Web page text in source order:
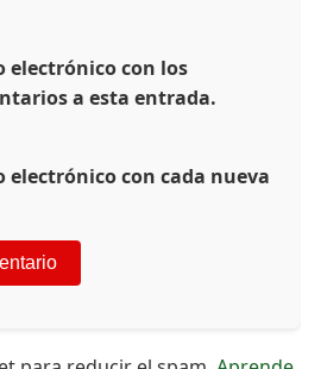
electrónico con los
a esta entrada.
electrónico con cada nueva